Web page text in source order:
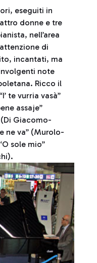
eseguiti in
donne e tre
nell’area
di
incantati, ma
note
Ricco il
te vurria vasà”
assaje”
(Di Giacomo-
ne va” (Murolo-
sole mio”